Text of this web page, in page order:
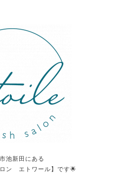
池新田にある
ロン エトワール】です🌟